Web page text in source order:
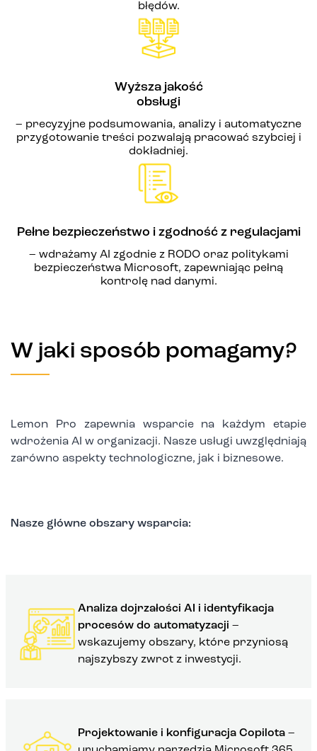
błędów.
Wyższa jakość
obsługi
– precyzyjne podsumowania, analizy i automatyczne
przygotowanie treści pozwalają pracować szybciej i
dokładniej.
Pełne bezpieczeństwo i zgodność z regulacjami
– wdrażamy AI zgodnie z RODO oraz politykami
bezpieczeństwa Microsoft, zapewniając pełną
kontrolę nad danymi.
W jaki sposób pomagamy?
Lemon Pro zapewnia wsparcie na każdym etapie
wdrożenia AI w organizacji. Nasze usługi uwzględniają
zarówno aspekty technologiczne, jak i biznesowe.
Nasze główne obszary wsparcia:
Analiza dojrzałości AI i identyfikacja
procesów do automatyzacji –
wskazujemy obszary, które przyniosą
najszybszy zwrot z inwestycji.
Projektowanie i konfiguracja Copilota –